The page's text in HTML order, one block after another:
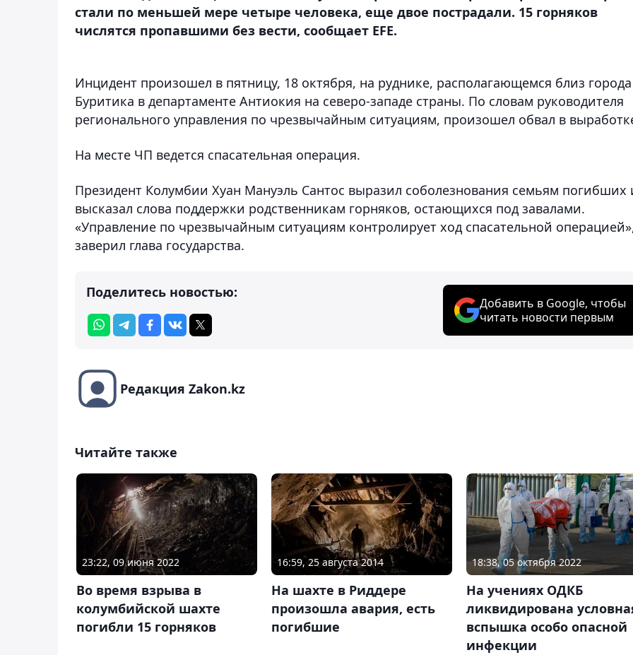
стали по меньшей мере четыре человека, еще двое пострадали. 15 горняков
числятся пропавшими без вести, сообщает EFE.
Инцидент произошел в пятницу, 18 октября, на руднике, располагающемся близ города
Буритика в департаменте Антиокия на северо-западе страны. По словам руководителя
регионального управления по чрезвычайным ситуациям, произошел обвал в
На месте ЧП ведется спасательная операция.
Президент Колумбии Хуан Мануэль Сантос выразил соболезнования семьям погибших
высказал слова поддержки родственникам горняков, остающихся под завалами.
«Управление по чрезвычайным ситуациям контролирует ход спасательной
заверил глава государства.
Поделитесь новостью:
Добавить в Google, чтобы
читать новости первым
Редакция Zakon.kz
Читайте также
23:22, 09 июня 2022
Во время взрыва в
колумбийской шахте
погибли 15 горняков
16:59, 25 августа 2014
На шахте в Риддере
произошла авария, есть
погибшие
18:38, 05 октября 2022
На учениях ОДКБ
ликвидирована
вспышка особо опасной
инфекции